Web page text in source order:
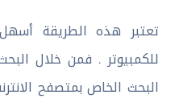
تعتبر هذه الطريقة
البحث الخاص بمتصفح